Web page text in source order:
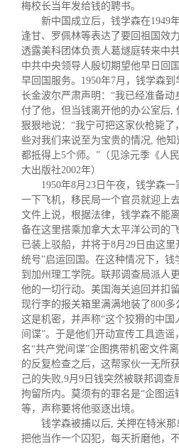
梅校长当年发给钱的聘书。
新中国成立后，钱学森在1949
逢甘、罗佩林等表达了要回祖国效
透露美科团体负责人葛燧庭转来中
中共中央领导人殷切期望他早日回
早回国服务。1950年7月，钱学森
长金波尔严肃声明：“我已经准备动
付了他，但当钱离开他的办公室后,
狠狠地说：“我宁可把这家伙枪毙了
些对我们来说至为宝贵的情况, 他
都抵得上5个师。”（见涂元季《人
大出版社2002年）
1950年8月23日午夜，钱学森
一下飞机，移民局一个官员就迎上
文件上说，根据法律，钱学森不能
备在这里搭乘加拿大太平洋公司的
已装上驳船，并将于8月29日由这
统号”启运回国。在这种情况下，钱
到加州理工学院。联邦调查局派人
他的一切行动。美国海关追回并扣
现行李的报关箱里满满地装了800
这是机密，并声称“这个狡猾的中
间谍”。于是他们开动宣传工具造
名“共产党间谍”企图携带机密文件
的反复检查之后，这帮家伙一无所
己的失败,9月9日钱突然被联邦调查
拘留所内。莫须有的罪名是“企图运
等，声称要将他驱逐出境。
钱学森被捕以后, 关押在特米
把他当作一个囚犯，每天折磨他，